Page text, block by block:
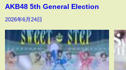
AKB48 5th General Election
2026年6月24日